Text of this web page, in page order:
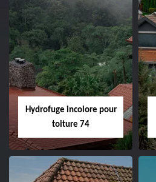
Hydrofuge incolore pour
toiture 74